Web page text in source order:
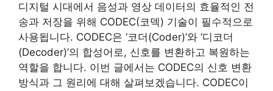
디지털 시대에서 음성과 영상 데이터의 효율적인 전
송과 저장을 위해 CODEC(코덱) 기술이 필수적으로
사용됩니다. CODEC은 ‘코더(Coder)’와 ‘디코더
(Decoder)’의 합성어로, 신호를 변환하고 복원하는
역할을 합니다. 이번 글에서는 CODEC의 신호 변환
방식과 그 원리에 대해 살펴보겠습니다. CODEC이